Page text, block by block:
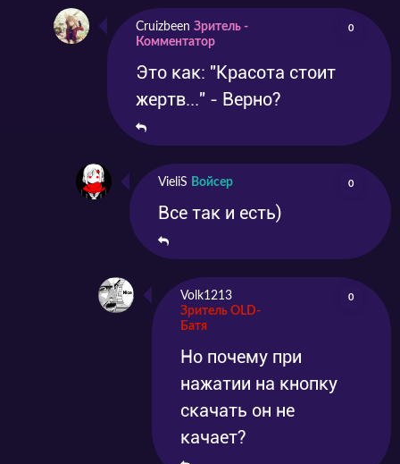
Cruizbeen Зритель -
Комментатор
0
Это как: "Красота стоит
жертв..." - Верно?
VieliS Войсер 0
Все так и есть)
Volk1213
Зритель OLD-
Батя
0
Но почему при
нажатии на кнопку
скачать он не
качает?